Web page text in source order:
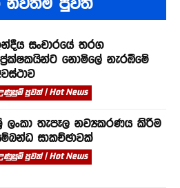
සංචාරයේ තරග
නොමිලේ නැරඹීමේ
පුවත් | Hot News
ලංකා තැපෑල නව්‍යකරණය කිරීම
සාකච්ඡාවක්
පුවත් | Hot News